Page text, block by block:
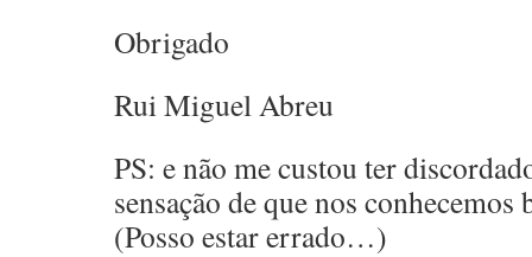
Obrigado
Rui Miguel Abreu
PS: e não me custou ter
sensação de que nos
(Posso estar errado…)